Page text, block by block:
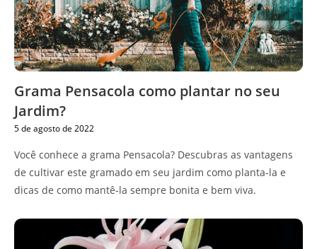
Grama Pensacola como plantar no seu
Jardim?
5 de agosto de 2022
Você conhece a grama Pensacola? Descubras as vantagens
de cultivar este gramado em seu jardim como planta-la e
dicas de como mantê-la sempre bonita e bem viva.